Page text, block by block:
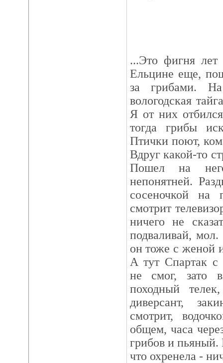
...Это фигня
Ельцине еще,
за грибами.
вологодская
Я от них
тогда грибы
Птички поют,
Вдруг какой-то
Пошел на
непонятней.
сосеночкой на
смотрит
ничего не
подваливай,
он тоже с женой
А тут Спартак с
не смог, зато
походный
диверсант,
смотрит,
общем, часа
грибов и пьяный.
что охренела -